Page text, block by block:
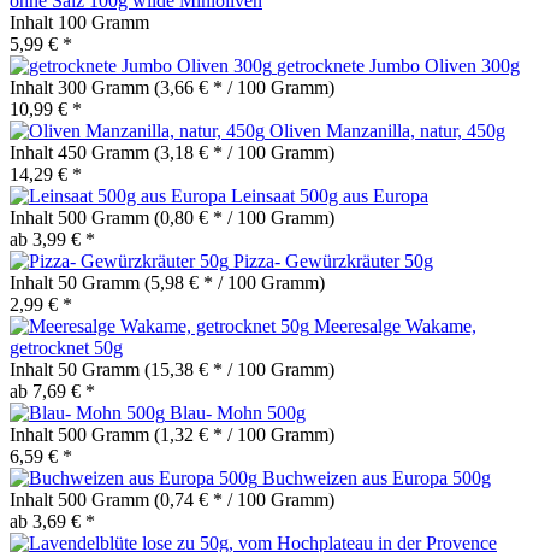
Inhalt 100 Gramm
5,99 € *
getrocknete Jumbo Oliven 300g
Inhalt 300 Gramm (3,66 € * / 100 Gramm)
10,99 € *
Oliven Manzanilla, natur, 450g
Inhalt 450 Gramm (3,18 € * / 100 Gramm)
14,29 € *
Leinsaat 500g aus Europa
Inhalt 500 Gramm (0,80 € * / 100 Gramm)
ab 3,99 € *
Pizza- Gewürzkräuter 50g
Inhalt 50 Gramm (5,98 € * / 100 Gramm)
2,99 € *
Meeresalge Wakame,
getrocknet 50g
Inhalt 50 Gramm (15,38 € * / 100 Gramm)
ab 7,69 € *
Blau- Mohn 500g
Inhalt 500 Gramm (1,32 € * / 100 Gramm)
6,59 € *
Buchweizen aus Europa 500g
Inhalt 500 Gramm (0,74 € * / 100 Gramm)
ab 3,69 € *